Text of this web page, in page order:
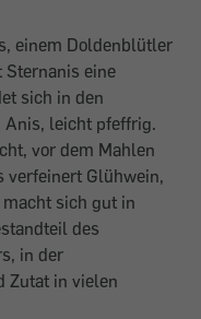
einem Doldenblütler
eine
sich in den
Anis, leicht pfeffrig.
vor dem Mahlen
verfeinert Glühwein,
sich gut in
des
in der
Zutat in vielen